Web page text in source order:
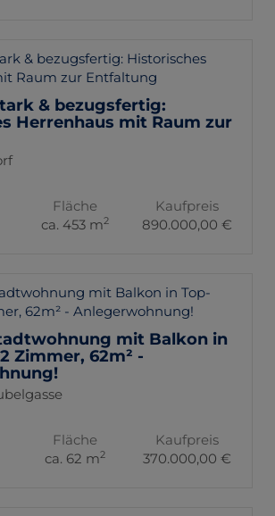
& bezugsfertig:
Herrenhaus mit Raum zur
Fläche
ca. 453 m2
Kaufpreis
890.000,00 €
mit Balkon in
Zimmer, 62m² -
Fläche
ca. 62 m2
Kaufpreis
370.000,00 €